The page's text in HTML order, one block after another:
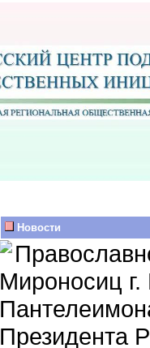
Новости
Мироносиц
Президента